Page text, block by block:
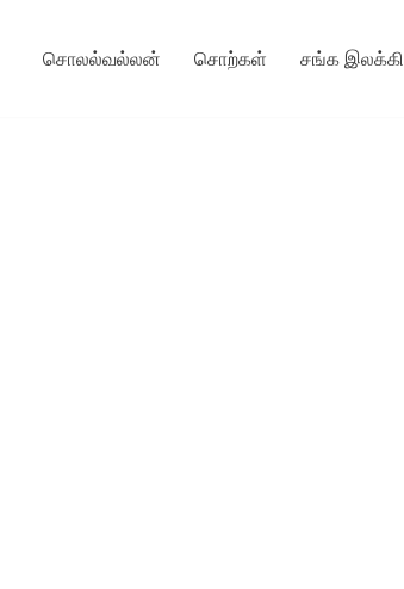
சொலல்வல்லன் சொற்கள் சங்க